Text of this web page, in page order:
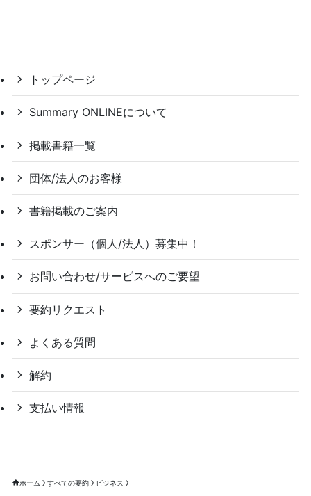
トップページ
Summary ONLINEについて
掲載書籍一覧
団体/法人のお客様
書籍掲載のご案内
スポンサー（個人/法人）募集中！
お問い合わせ/サービスへのご要望
要約リクエスト
よくある質問
解約
支払い情報
ホーム すべての要約 ビジネス